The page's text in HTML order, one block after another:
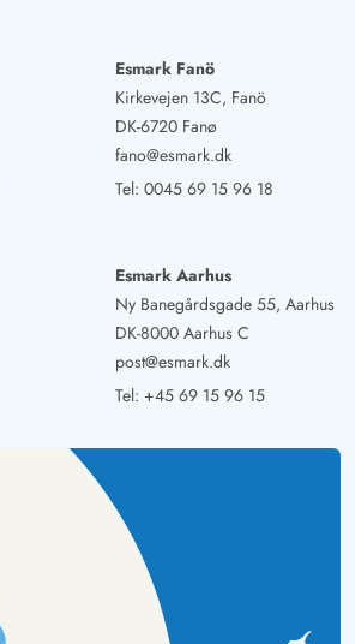
Esmark Fanö
Kirkevejen 13C, Fanö
DK-6720 Fanø
fano@esmark.dk
Tel: 0045 69 15 96 18
Esmark Aarhus
Ny Banegårdsgade 55, Aarhus
DK-8000 Aarhus C
post@esmark.dk
Tel: +45 69 15 96 15